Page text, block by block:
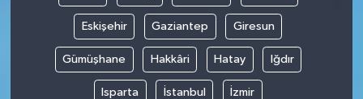
Eskişehir Gaziantep Giresun
Gümüşhane Hakkâri Hatay Iğdır
Isparta İstanbul İzmir